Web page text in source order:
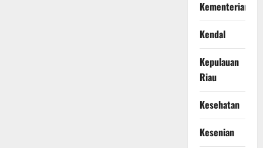
Kementerian
Kendal
Kepulauan
Riau
Kesehatan
Kesenian